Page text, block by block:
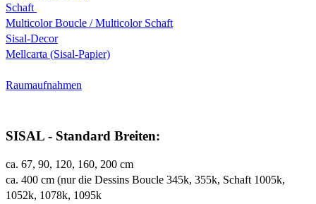
Schaft
Multicolor Boucle / Multicolor Schaft
Sisal-Decor
Mellcarta (Sisal-Papier)
Raumaufnahmen
SISAL - Standard Breiten:
ca. 67, 90, 120, 160, 200 cm
ca. 400 cm (nur die Dessins Boucle 345k, 355k, Schaft 1005k,
1052k, 1078k, 1095k